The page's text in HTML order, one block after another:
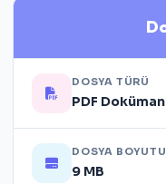
DOSYA TÜRÜ
PDF
DOSYA BOYUTU
9 MB